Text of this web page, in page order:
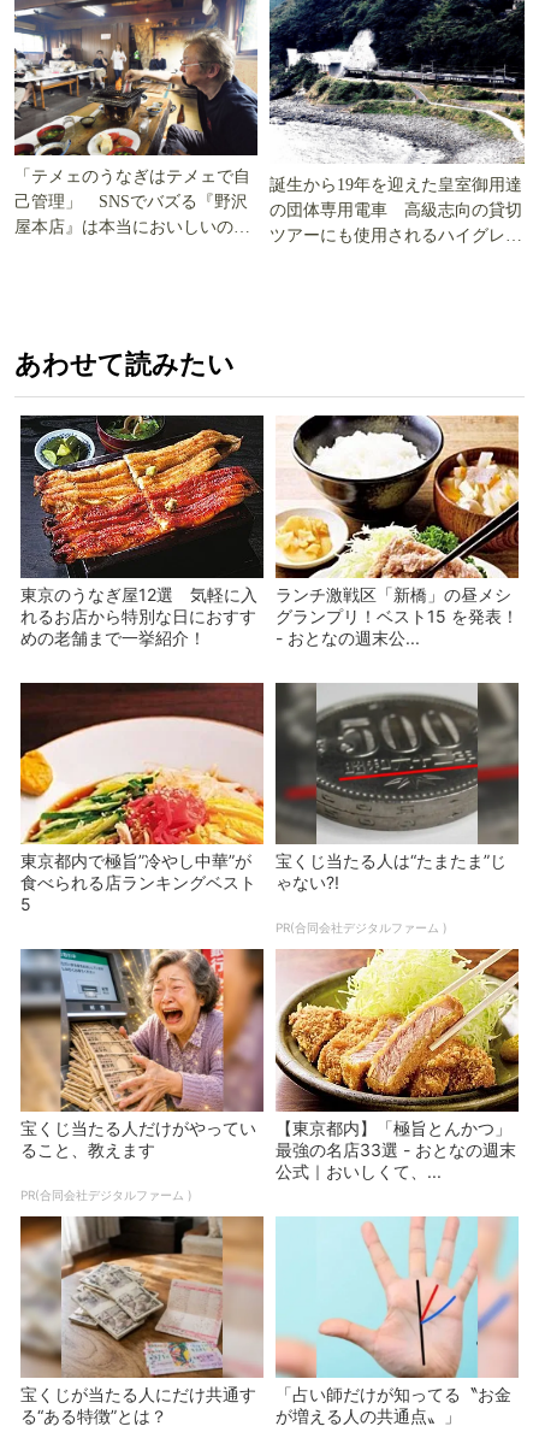
「テメェのうなぎはテメェで自
己管理」 SNSでバズる『野沢
屋本店』は本当においしいの
誕生から19年を迎えた皇室御用達
の団体専用電車 高級志向の貸切
ツアーにも使用されるハイグレー
あわせて読みたい
東京のうなぎ屋12選 気軽に入
れるお店から特別な日におすす
めの老舗まで一挙紹介！
ランチ激戦区「新橋」の昼メシ
グランプリ！ベスト15 を発表！
- おとなの週末公...
東京都内で極旨”冷やし中華”が
食べられる店ランキングベスト
5
宝くじ当たる人は“たまたま”じ
ゃない?!
PR(合同会社デジタルファーム )
宝くじ当たる人だけがやってい
ること、教えます
PR(合同会社デジタルファーム )
【東京都内】「極旨とんかつ」
最強の名店33選 - おとなの週末
公式｜おいしくて、...
宝くじが当たる人にだけ共通す
る“ある特徴”とは？
「占い師だけが知ってる〝お金
が増える人の共通点〟」